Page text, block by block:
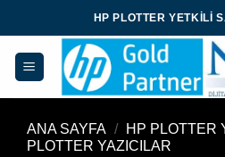
atla
HP PLOTTER YETKILI
ANA SAYFA / HP PLOTTER
PLOTTER YAZICILAR